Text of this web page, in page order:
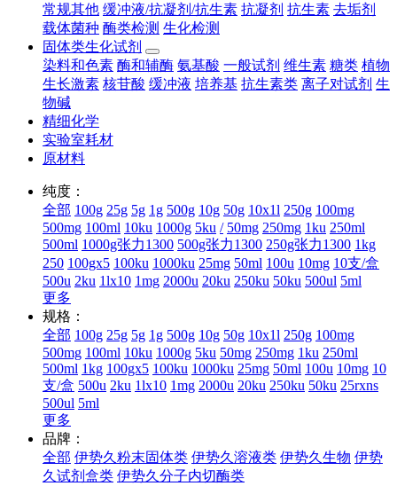
常规其他 缓冲液/抗凝剂/抗生素 抗凝剂 抗生素 去垢剂
载体菌种 酶类检测 生化检测
固体类生化试剂
染料和色素 酶和辅酶 氨基酸 一般试剂 维生素 糖类 植物
生长激素 核苷酸 缓冲液 培养基 抗生素类 离子对试剂 生
物碱
精细化学
实验室耗材
原材料
纯度：
全部 100g 25g 5g 1g 500g 10g 50g 10x1l 250g 100mg
500mg 100ml 10ku 1000g 5ku / 50mg 250mg 1ku 250ml
500ml 1000g张力1300 500g张力1300 250g张力1300 1kg
250 100gx5 100ku 1000ku 25mg 50ml 100u 10mg 10支/盒
500u 2ku 1lx10 1mg 2000u 20ku 250ku 50ku 500ul 5ml
更多
规格：
全部 100g 25g 5g 1g 500g 10g 50g 10x1l 250g 100mg
500mg 100ml 10ku 1000g 5ku 50mg 250mg 1ku 250ml
500ml 1kg 100gx5 100ku 1000ku 25mg 50ml 100u 10mg 10
支/盒 500u 2ku 1lx10 1mg 2000u 20ku 250ku 50ku 25rxns
500ul 5ml
更多
品牌：
全部 伊势久粉末固体类 伊势久溶液类 伊势久生物 伊势
久试剂盒类 伊势久分子内切酶类